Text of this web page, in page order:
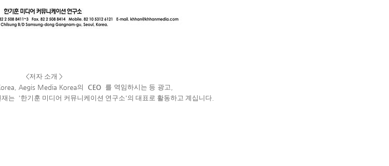
<저자 소개 >
Aegis Media Korea의 CEO 를 역임하시는 등 광고
재는 '한기훈 미디어 커뮤니케이션 연구소'의 대표로 활동하고 계십니다.